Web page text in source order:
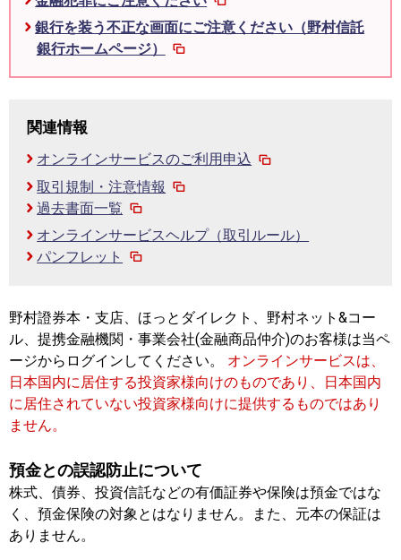
銀行を装う不正な画面にご注意ください（野村信託
銀行ホームページ）
関連情報
オンラインサービスのご利用申込
取引規制・注意情報
過去書面一覧
オンラインサービスヘルプ（取引ルール）
パンフレット
野村證券本・支店、ほっとダイレクト、野村ネット&コー
ル、提携金融機関・事業会社(金融商品仲介)のお客様は当ペ
ージからログインしてください。 オンラインサービスは、
日本国内に居住する投資家様向けのものであり、日本国内
に居住されていない投資家様向けに提供するものではあり
ません。
預金との誤認防止について
株式、債券、投資信託などの有価証券や保険は預金ではな
く、預金保険の対象とはなりません。また、元本の保証は
ありません。